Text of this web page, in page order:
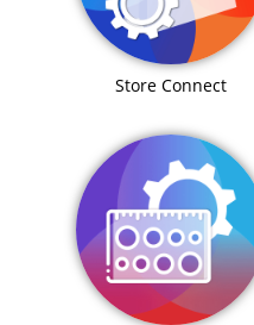
Store Connect